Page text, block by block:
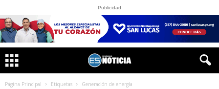
Publicidad
Página Principal Etiquetas Generación de energía